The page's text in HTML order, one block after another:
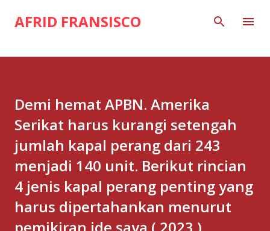
Skip to main content
AFRID FRANSISCO
Demi hemat APBN. Amerika
Serikat harus kurangi setengah
jumlah kapal perang dari 243
menjadi 140 unit. Berikut rincian
4 jenis kapal perang penting yang
harus dipertahankan menurut